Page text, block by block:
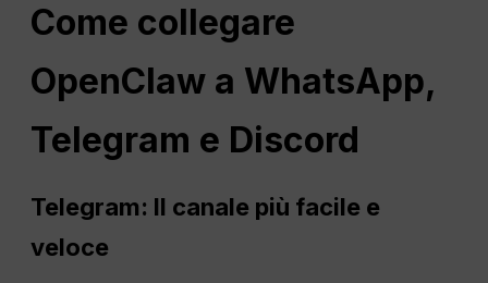
Come collegare
OpenClaw a WhatsApp,
Telegram e Discord
Telegram: Il canale più facile e
veloce